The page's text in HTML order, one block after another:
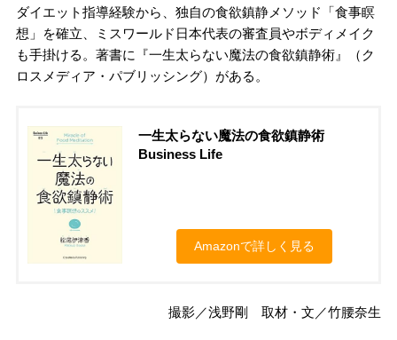
ダイエット指導経験から、独自の食欲鎮静メソッド「食事瞑
想」を確立、ミスワールド日本代表の審査員やボディメイク
も手掛ける。著書に『一生太らない魔法の食欲鎮静術』（ク
ロスメディア・パブリッシング）がある。
一生太らない魔法の食欲鎮静術
Business Life
Amazonで詳しく見る
撮影／浅野剛 取材・文／竹腰奈生